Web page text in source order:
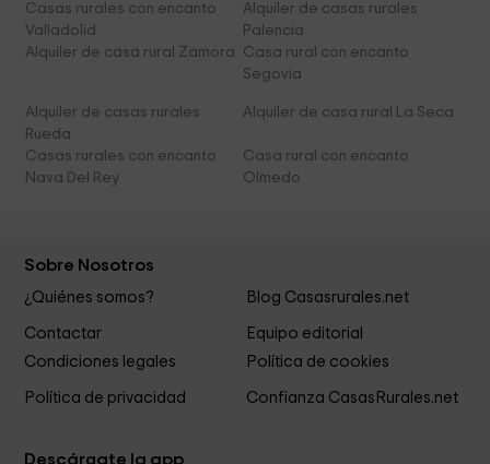
Casas rurales con encanto
Valladolid
Alquiler de casas rurales
Palencia
Alquiler de casa rural Zamora
Casa rural con encanto
Segovia
Alquiler de casas rurales
Rueda
Alquiler de casa rural La Seca
Casas rurales con encanto
Nava Del Rey
Casa rural con encanto
Olmedo
Sobre Nosotros
¿Quiénes somos? Blog Casasrurales.net
Contactar
Equipo editorial
Condiciones legales
Política de cookies
Política de privacidad Confianza CasasRurales.net
Descárgate la app